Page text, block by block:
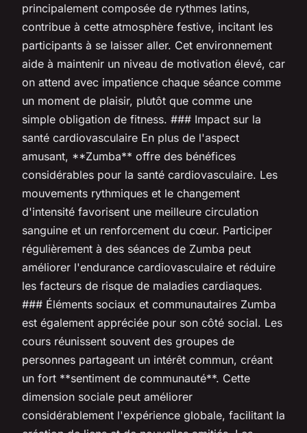
principalement composée de rythmes latins,
contribue à cette atmosphère festive, incitant les
participants à se laisser aller. Cet environnement
aide à maintenir un niveau de motivation élevé, car
on attend avec impatience chaque séance comme
un moment de plaisir, plutôt que comme une
simple obligation de fitness. ### Impact sur la
santé cardiovasculaire En plus de l'aspect
amusant, **Zumba** offre des bénéfices
considérables pour la santé cardiovasculaire. Les
mouvements rythmiques et le changement
d'intensité favorisent une meilleure circulation
sanguine et un renforcement du cœur. Participer
régulièrement à des séances de Zumba peut
améliorer l'endurance cardiovasculaire et réduire
les facteurs de risque de maladies cardiaques.
### Éléments sociaux et communautaires Zumba
est également appréciée pour son côté social. Les
cours réunissent souvent des groupes de
personnes partageant un intérêt commun, créant
un fort **sentiment de communauté**. Cette
dimension sociale peut améliorer
considérablement l'expérience globale, facilitant la